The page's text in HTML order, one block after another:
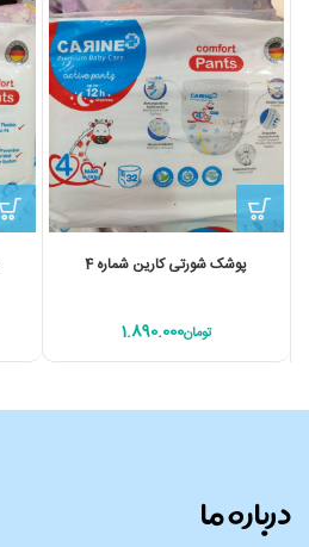
پوشک شورتی کارین شماره 4
تومان1.890.000
درباره ما